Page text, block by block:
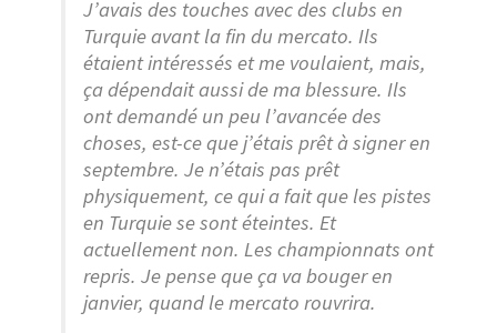
J’avais des touches avec des clubs en
Turquie avant la fin du mercato. Ils
étaient intéressés et me voulaient, mais,
ça dépendait aussi de ma blessure. Ils
ont demandé un peu l’avancée des
choses, est-ce que j’étais prêt à signer en
septembre. Je n’étais pas prêt
physiquement, ce qui a fait que les pistes
en Turquie se sont éteintes. Et
actuellement non. Les championnats ont
repris. Je pense que ça va bouger en
janvier, quand le mercato rouvrira.